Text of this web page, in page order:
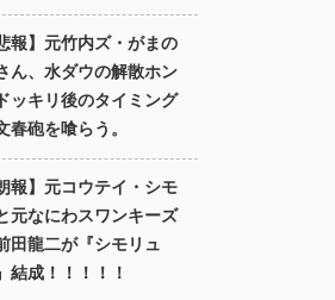
報】元竹内ズ・がまの
ん、水ダウの解散ホン
ッキリ後のタイミング
春砲を喰らう。
報】元コウテイ・シモ
元なにわスワンキーズ
田龍二が『シモリュ
結成！！！！！